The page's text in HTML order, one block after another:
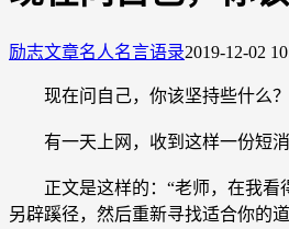
励志文章名人名言语录2019-12-02
现在问自己，你该坚持些什么？
有一天上网，收到这样一份短消
正文是这样的：“老师，在我看
另辟蹊径，然后重新寻找适合你的